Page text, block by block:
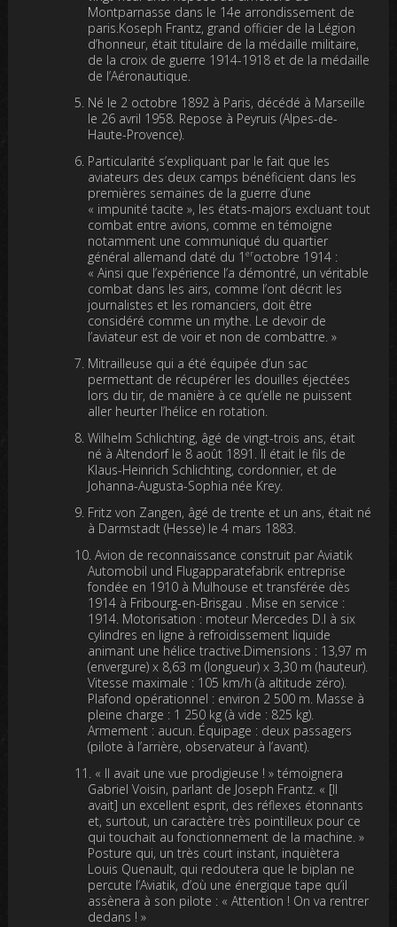
Montparnasse dans le 14e arrondissement de
paris.Koseph Frantz, grand officier de la Légion
d’honneur, était titulaire de la médaille militaire,
de la croix de guerre 1914-1918 et de la médaille
de l’Aéronautique.
Né le 2 octobre 1892 à Paris, décédé à Marseille
le 26 avril 1958. Repose à Peyruis (Alpes-de-
Haute-Provence).
Particularité s’expliquant par le fait que les
aviateurs des deux camps bénéficient dans les
premières semaines de la guerre d’une
« impunité tacite », les états-majors excluant tout
combat entre avions, comme en témoigne
notamment une communiqué du quartier
général allemand daté du 1eroctobre 1914 :
« Ainsi que l’expérience l’a démontré, un véritable
combat dans les airs, comme l’ont décrit les
journalistes et les romanciers, doit être
considéré comme un mythe. Le devoir de
l’aviateur est de voir et non de combattre. »
Mitrailleuse qui a été équipée d’un sac
permettant de récupérer les douilles éjectées
lors du tir, de manière à ce qu’elle ne puissent
aller heurter l’hélice en rotation.
Wilhelm Schlichting, âgé de vingt-trois ans, était
né à Altendorf le 8 août 1891. Il était le fils de
Klaus-Heinrich Schlichting, cordonnier, et de
Johanna-Augusta-Sophia née Krey.
Fritz von Zangen, âgé de trente et un ans, était né
à Darmstadt (Hesse) le 4 mars 1883.
Avion de reconnaissance construit par Aviatik
Automobil und Flugapparatefabrik entreprise
fondée en 1910 à Mulhouse et transférée dès
1914 à Fribourg-en-Brisgau . Mise en service :
1914. Motorisation : moteur Mercedes D.I à six
cylindres en ligne à refroidissement liquide
animant une hélice tractive.Dimensions : 13,97 m
(envergure) x 8,63 m (longueur) x 3,30 m (hauteur).
Vitesse maximale : 105 km/h (à altitude zéro).
Plafond opérationnel : environ 2 500 m. Masse à
pleine charge : 1 250 kg (à vide : 825 kg).
Armement : aucun. Équipage : deux passagers
(pilote à l’arrière, observateur à l’avant).
« Il avait une vue prodigieuse ! » témoignera
Gabriel Voisin, parlant de Joseph Frantz. « [Il
avait] un excellent esprit, des réflexes étonnants
et, surtout, un caractère très pointilleux pour ce
qui touchait au fonctionnement de la machine. »
Posture qui, un très court instant, inquiètera
Louis Quenault, qui redoutera que le biplan ne
percute l’Aviatik, d’où une énergique tape qu’il
assènera à son pilote : « Attention ! On va rentrer
dedans ! »